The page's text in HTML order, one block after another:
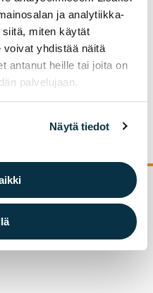
ja analytiikka-
miten käytät
yhdistää näitä
antanut heille tai joita on
palvelujaan.
Näytä tiedot